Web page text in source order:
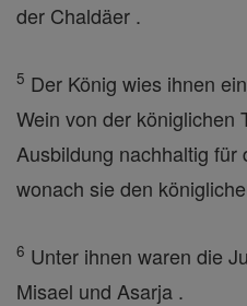
der Chaldäer .
5 Der König wies ihnen
Wein von der königlichen
Ausbildung nachhaltig für
wonach sie den
6 Unter ihnen waren die
Misael und Asarja .